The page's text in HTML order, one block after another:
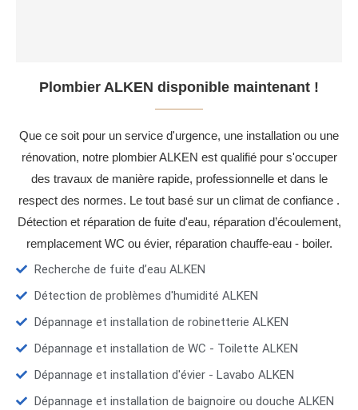
Plombier ALKEN disponible maintenant !
Que ce soit pour un service d'urgence, une installation ou une
rénovation, notre plombier ALKEN est qualifié pour s'occuper
des travaux de manière rapide, professionnelle et dans le
respect des normes. Le tout basé sur un climat de confiance .
Détection et réparation de fuite d'eau, réparation d’écoulement,
remplacement WC ou évier, réparation chauffe-eau - boiler.
Recherche de fuite d’eau ALKEN
Détection de problèmes d'humidité ALKEN
Dépannage et installation de robinetterie ALKEN
Dépannage et installation de WC - Toilette ALKEN
Dépannage et installation d'évier - Lavabo ALKEN
Dépannage et installation de baignoire ou douche ALKEN